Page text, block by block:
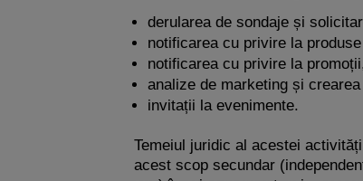
derularea de sondaje și
notificarea cu privire la
notificarea cu privire la
analize de marketing și
invitații la evenimente.
Temeiul juridic al acestei
acest scop secundar